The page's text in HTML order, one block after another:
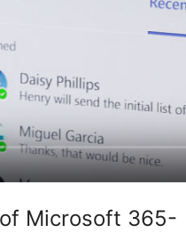
Microsoft 365-